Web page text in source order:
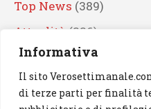
Informativa
Il sito
di terze parti per finalità
Top News (389)
Attualità (336)
Eventi(330)
Artisti (241)